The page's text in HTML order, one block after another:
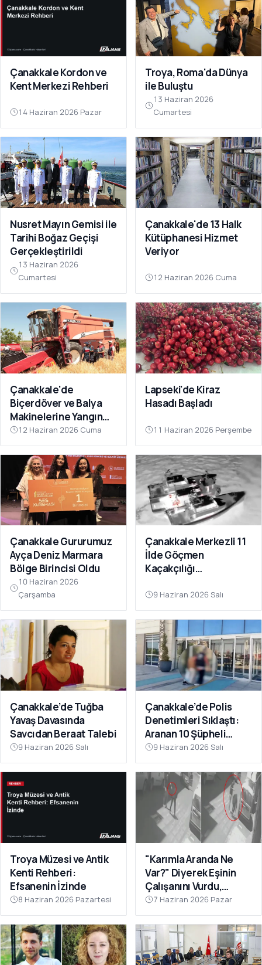
Çanakkale Kordon ve
Kent Merkezi Rehberi
14 Haziran 2026 Pazar
Troya, Roma'da Dünya
ile Buluştu
13 Haziran 2026
Cumartesi
Nusret Mayın Gemisi ile
Tarihi Boğaz Geçişi
Gerçekleştirildi
13 Haziran 2026
Cumartesi
Çanakkale'de 13 Halk
Kütüphanesi Hizmet
Veriyor
12 Haziran 2026 Cuma
Çanakkale'de
Biçerdöver ve Balya
Makinelerine Yangın
Denetimi
12 Haziran 2026 Cuma
Lapseki'de Kiraz
Hasadı Başladı
11 Haziran 2026 Perşembe
Çanakkale Gururumuz
Ayça Deniz Marmara
Bölge Birincisi Oldu
10 Haziran 2026
Çarşamba
Çanakkale Merkezli 11
İlde Göçmen
Kaçakçılığı
Tutuklama
9 Haziran 2026 Salı
Çanakkale’de Tuğba
Yavaş Davasında
Savcıdan Beraat Talebi
9 Haziran 2026 Salı
Çanakkale’de Polis
Denetimleri Sıklaştı:
Aranan 10 Şüpheli
Tutuklandı
9 Haziran 2026 Salı
Troya Müzesi ve Antik
Kenti Rehberi:
Efsanenin İzinde
8 Haziran 2026 Pazartesi
"Karımla Aranda Ne
Var?" Diyerek Eşinin
Çalışanını Vurdu,
Çanakkale'de
Yakalandı
7 Haziran 2026 Pazar